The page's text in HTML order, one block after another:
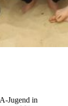
Jugend in